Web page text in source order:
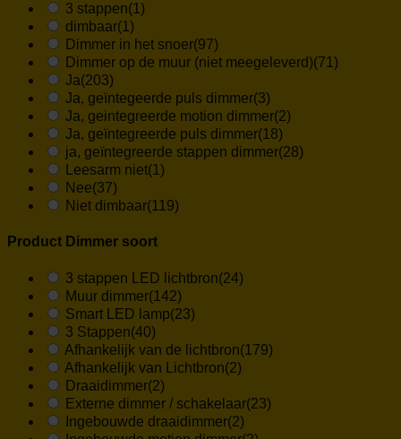
3 stappen(1)
dimbaar(1)
Dimmer in het snoer(97)
Dimmer op de muur (niet meegeleverd)(71)
Ja(203)
Ja, geïntegeerde puls dimmer(3)
Ja, geintegreerde motion dimmer(2)
Ja, geïntegreerde puls dimmer(18)
ja, geïntegreerde stappen dimmer(28)
Leesarm niet(1)
Nee(37)
Niet dimbaar(119)
Product Dimmer soort
3 stappen LED lichtbron(24)
Muur dimmer(142)
Smart LED lamp(23)
3 Stappen(40)
Afhankelijk van de lichtbron(179)
Afhankelijk van Lichtbron(2)
Draaidimmer(2)
Externe dimmer / schakelaar(23)
Ingebouwde draaidimmer(2)